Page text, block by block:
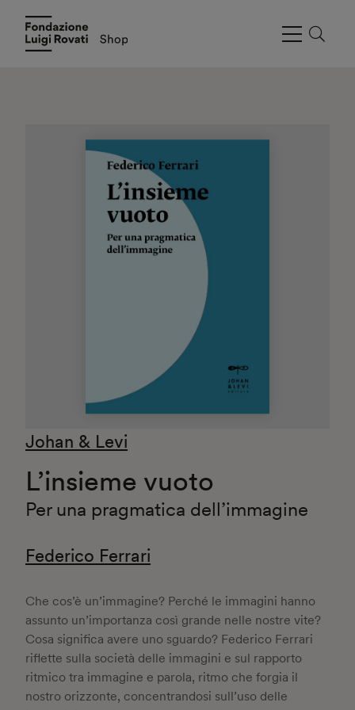
Johan & Levi
L’insieme vuoto
Per una pragmatica dell’immagine
Federico Ferrari
Che cos’è un’immagine? Perché le immagini hanno
assunto un’importanza così grande nelle nostre vite?
Cosa significa avere uno sguardo? Federico Ferrari
riflette sulla società delle immagini e sul rapporto
ritmico tra immagine e parola, ritmo che forgia il
nostro orizzonte, concentrandosi sull’uso delle